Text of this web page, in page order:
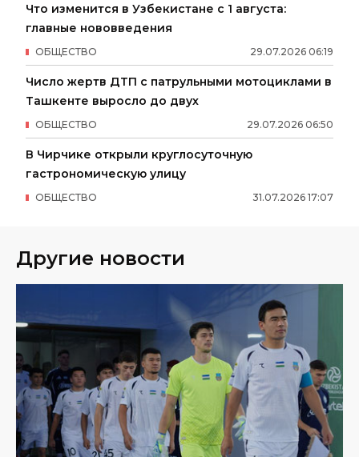
Что изменится в Узбекистане с 1 августа:
главные нововведения
29.07.2026 06:19
ОБЩЕСТВО
Число жертв ДТП с патрульными мотоциклами в
Ташкенте выросло до двух
29.07.2026 06:50
ОБЩЕСТВО
В Чирчике открыли круглосуточную
гастрономическую улицу
31.07.2026 17:07
ОБЩЕСТВО
Другие новости